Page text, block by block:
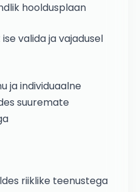
hooldusplaan
valida ja vajadusel
ja individuaalne
suuremate
riiklike teenustega